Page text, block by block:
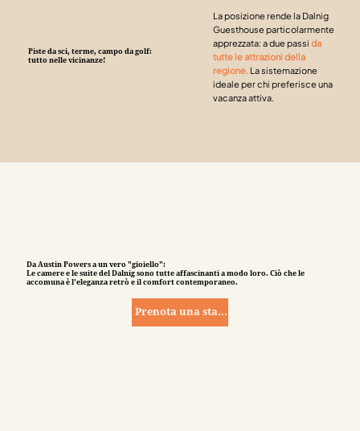
Piste da sci, terme, campo da golf:
tutto nelle vicinanze!
La posizione rende la Dalnig
Guesthouse particolarmente
apprezzata: a due passi da
tutte le attrazioni della
regione.La sistemazione
ideale per chi preferisce una
vacanza attiva.
Da Austin Powers a un vero "gioiello":
Le camere e le suite del Dalnig sono tutte affascinanti a modo loro. Ciò che le
accomuna è l'eleganza retrò e il comfort contemporaneo.
Prenota una stanza